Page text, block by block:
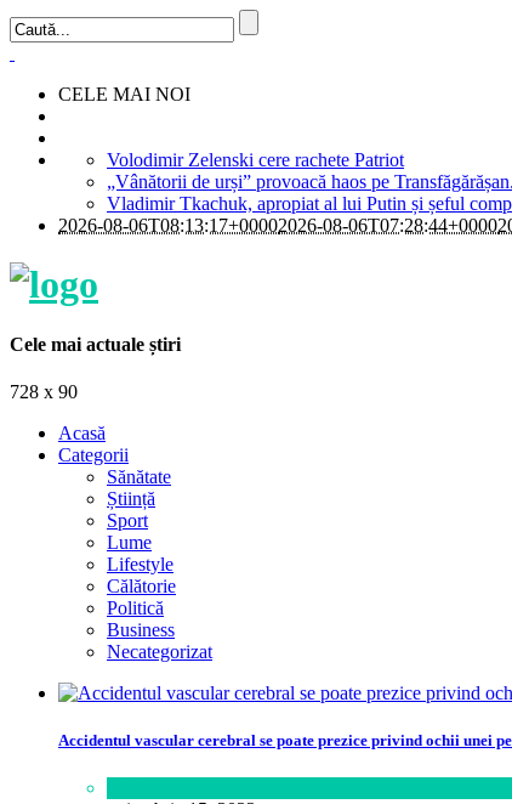
CELE MAI NOI
Volodimir Zelenski cere rachete Patriot
„Vânătorii de urși” provoacă haos pe
Vladimir Tkachuk, apropiat al lui Putin și șeful
2026-08-06T08:13:17+00002026-08-06T07:28:44+0000
Cele mai actuale știri
728 x 90
Acasă
Categorii
Sănătate
Știință
Sport
Lume
Lifestyle
Călătorie
Politică
Business
Necategorizat
Accidentul vascular cerebral se poate prezice privind ochii unei